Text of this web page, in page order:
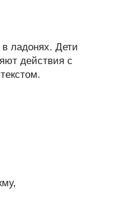
ладонях. Дети
действия с